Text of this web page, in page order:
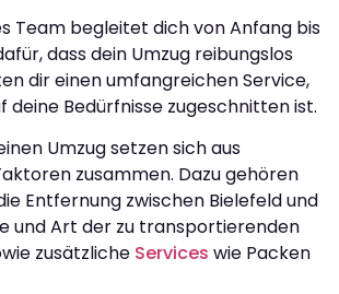
Team begleitet dich von Anfang bis
dass dein Umzug reibungslos
dir einen umfangreichen Service,
deine Bedürfnisse zugeschnitten ist.
Umzug setzen sich aus
zusammen. Dazu gehören
Entfernung zwischen Bielefeld und
und Art der zu transportierenden
zusätzliche Services wie Packen